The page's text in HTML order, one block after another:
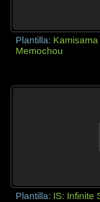
Plantilla: Kamisama
Memochou
Plantilla: IS: Infinite